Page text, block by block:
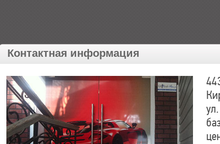
Контактная информация